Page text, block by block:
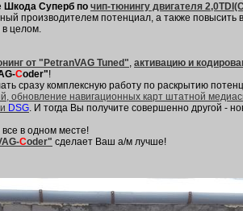
Шкода Суперб по чип-тюнингу двигателя
производителем потенциал, а также повысить
в целом.
от "PetranVAG Tuned", активацию и
Coder"!
сразу комплексную работу по раскрытию
обновление навигационных карт штатной
и DSG. И тогда Вы получите совершенно другой -
в одном месте!
Coder" сделает Ваш а/м лучше!